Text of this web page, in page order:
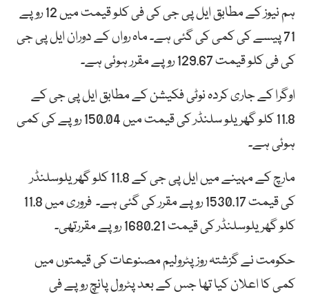
ہم نیوز کے مطابق ایل پی جی کی فی کلو قیمت میں 12 روپے
71 پیسے کی کمی کی گئی ہے۔ ماہ رواں کے دوران ایل پی جی
کی فی کلو قیمت 129.67 روپے مقرر ہوئی ہے۔
اوگرا کے جاری کردہ نوٹی فکیشن کے مطابق ایل پی جی کے
11.8 کلو گھریلو سلنڈر کی قیمت میں 150.04 روپے کی کمی
ہوئی ہے۔
مارچ کے مہینے میں ایل پی جی کے 11.8 کلو گھریلوسلنڈر
کی قیمت 1530.17 روپے مقرر کی گئی ہے۔ فروری میں 11.8
کلو گھریلوسلنڈر کی قیمت 1680.21 روپے مقررتھی۔
حکومت نے گزشتہ روز پٹرولیم مصنوعات کی قیمتوں میں
کمی کا اعلان کیا تھا جس کے بعد پٹرول پانچ روپے فی